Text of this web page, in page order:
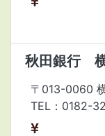
秋田銀行
〒013-0060
TEL：0182-